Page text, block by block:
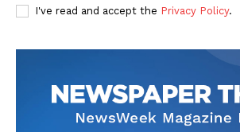
I've read and accept the Privacy Policy.